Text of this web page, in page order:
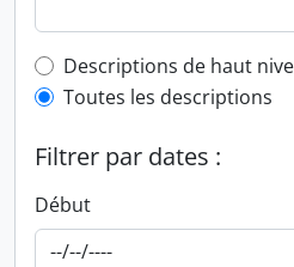
Top-level description
Descriptions de haut
Toutes les descriptions
Filtrer par dates :
Début